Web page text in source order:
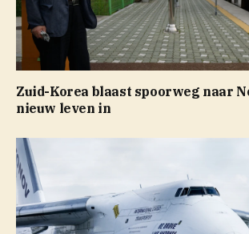
Zuid-Korea blaast spoorweg naar
nieuw leven in